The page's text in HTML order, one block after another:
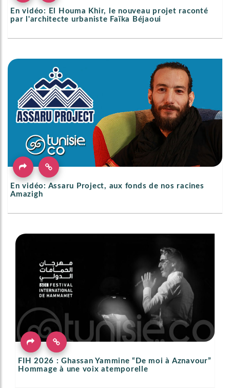
En vidéo: El Houma Khir, le nouveau projet raconté
par l'architecte urbaniste Faïka Béjaoui
En vidéo: Assaru Project, aux fonds de nos racines
Amazigh
FIH 2026 : Ghassan Yammine “De moi à Aznavour”
Hommage à une voix atemporelle